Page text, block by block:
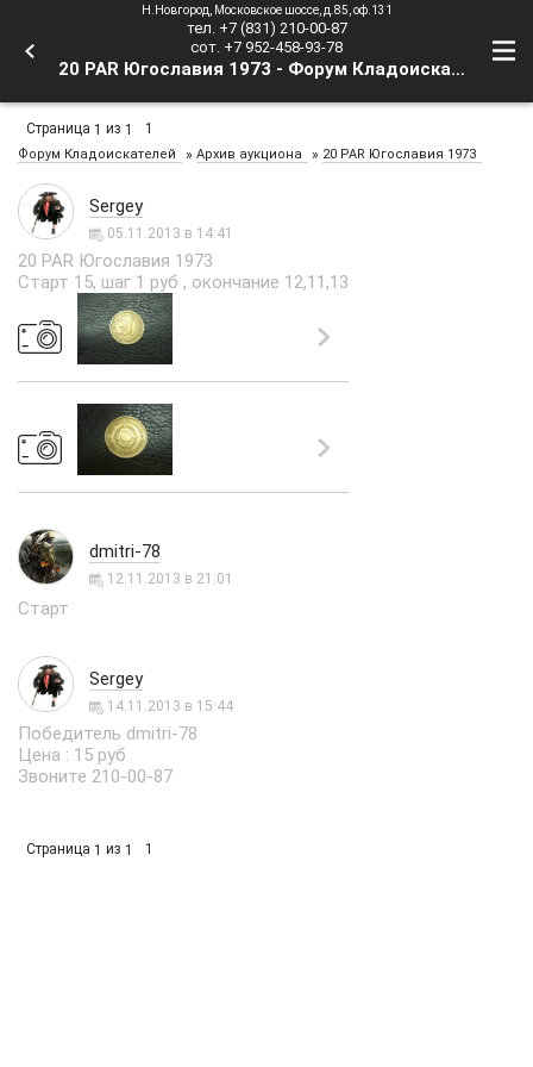
Н.Новгород, Московское шоссе, д.85, оф.131
тел. +7 (831) 210-00-87
сот. +7 952-458-93-78
20 PAR Югославия 1973 - Форум Кладоискателей
Страница 1 из 1 1
Форум Кладоискателей » Архив аукциона » 20 PAR Югославия 1973
Sergey
05.11.2013 в 14:41
20 PAR Югославия 1973
Старт 15, шаг 1 руб , окончание 12,11,13
dmitri-78
12.11.2013 в 21:01
Старт
Sergey
14.11.2013 в 15:44
Победитель dmitri-78
Цена : 15 руб
Звоните 210-00-87
Страница 1 из 1 1